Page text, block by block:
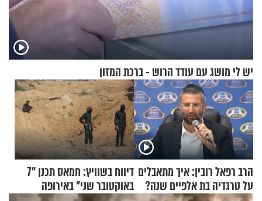
יש לי מושג עם עודד הרוש - ברכת המזון
הרב רפאל רובין: איך מתאבלים
על טרגדיה בת אלפיים שנה?
דיווח בשוויץ: חמאס תכנן "7
באוקטובר שני" באירופה